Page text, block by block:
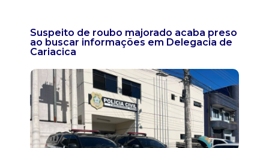
Suspeito de roubo majorado acaba preso
ao buscar informações em Delegacia de
Cariacica